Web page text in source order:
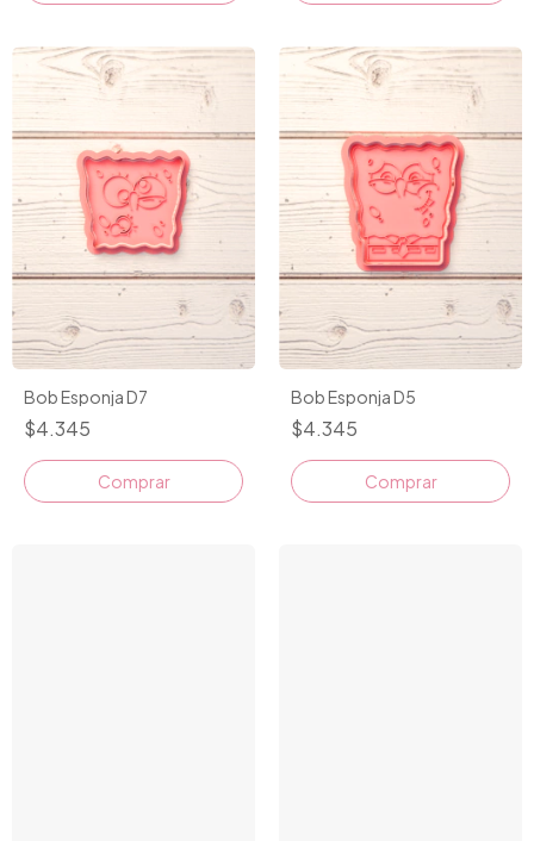
Bob Esponja D7
$4.345
Comprar
Bob Esponja D5
$4.345
Comprar